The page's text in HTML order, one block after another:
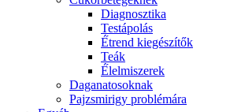
Diagnosztika
Testápolás
É́trend kiegészítők
Teák
É́lelmiszerek
Daganatosoknak
Pajzsmirigy problémára